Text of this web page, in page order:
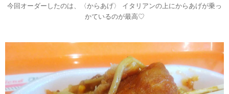
今回オーダーしたのは、〈からあげ〉 イタリアンの上にからあげが乗っ
かているのが最高♡